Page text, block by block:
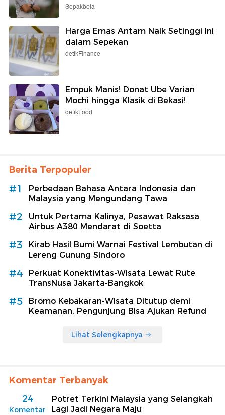
Sepakbola
Harga Emas Antam Naik Setinggi Ini
dalam Sepekan
detikFinance
Empuk Manis! Donat Ube Varian
Mochi hingga Klasik di Bekasi!
detikFood
Berita Terpopuler
#1
Perbedaan Bahasa Antara Indonesia dan
Malaysia yang Mengundang Tawa
#2
Untuk Pertama Kalinya, Pesawat Raksasa
Airbus A380 Mendarat di Soetta
#3
Kirab Hasil Bumi Warnai Festival Lembutan di
Lereng Gunung Sindoro
#4
Perkuat Konektivitas-Wisata Lewat Rute
TransNusa Jakarta-Bangkok
#5
Bromo Kebakaran-Wisata Ditutup demi
Keamanan, Pengunjung Bisa Ajukan Refund
Lihat Selengkapnya
Komentar Terbanyak
24
Komentar
Potret Terkini Malaysia yang Selangkah
Lagi Jadi Negara Maju